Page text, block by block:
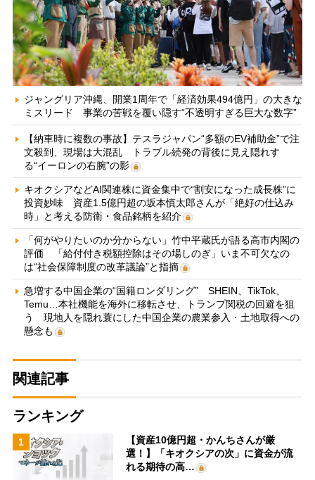
ジャングリア沖縄、開業1周年で「経済効果494億円」の大きな
ミスリード 事業の苦戦を覆い隠す“不透明すぎる巨大な数字”
【納車時に複数の事故】テスラジャパン“多額のEV補助金”で注
文殺到、現場は大混乱 トラブル続発の背後に見え隠れす
る“イーロンの右腕”の影
キオクシアなどAI関連株に資金集中で“割安になった成長株”に
投資妙味 資産1.5億円超の坂本慎太郎さんが「絶好の仕込み
時」と考える防衛・食品銘柄を紹介
「何がやりたいのか分からない」竹中平蔵氏が語る高市内閣の
評価 「給付付き税額控除はその場しのぎ」いま不可欠なの
は“社会保障制度の改革議論”と指摘
急増する中国企業の“国籍ロンダリング” SHEIN、TikTok、
Temu…本社機能を海外に移転させ、トランプ関税の回避を狙
う 現地人を隠れ蓑にした中国企業の農業参入・土地取得への
懸念も
関連記事
ランキング
1
【資産10億円超・かんちさんが厳
選！】「キオクシアの次」に資金が流
れる期待の高…